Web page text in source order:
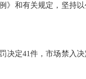
》和有关规定，坚持
决定41件，市场禁入决